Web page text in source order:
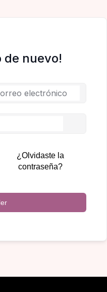
de nuevo!
¿Olvidaste la
contraseña?